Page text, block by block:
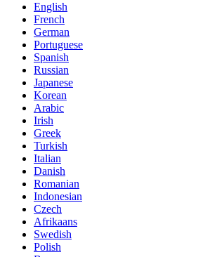
English
French
German
Portuguese
Spanish
Russian
Japanese
Korean
Arabic
Irish
Greek
Turkish
Italian
Danish
Romanian
Indonesian
Czech
Afrikaans
Swedish
Polish